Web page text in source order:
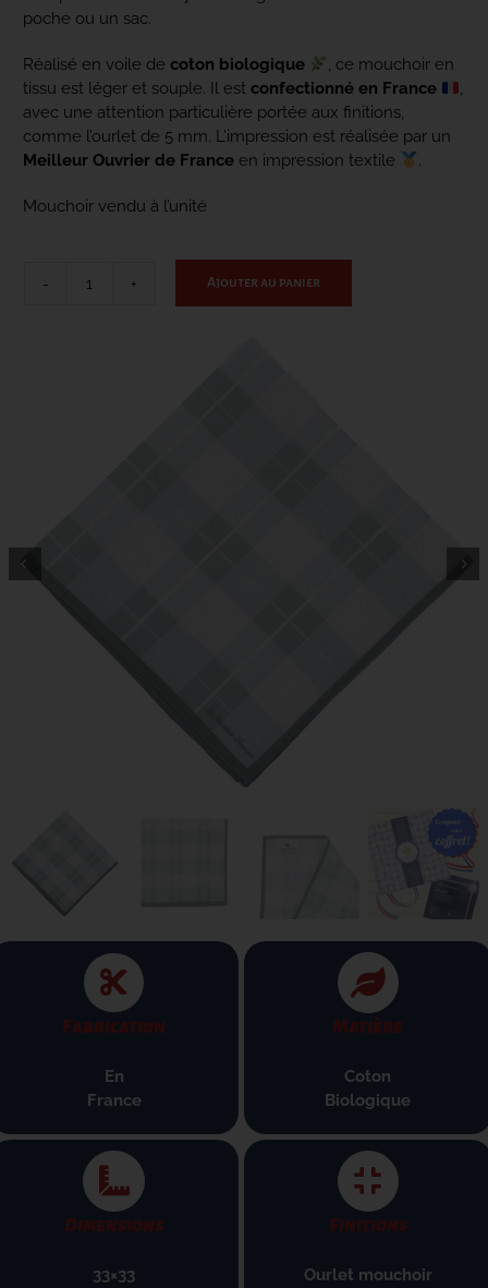
CONTACT
poche ou un sac.
Réalisé en voile decoton biologique
, ce mouchoir en
tissu est léger et souple. Il estconfectionné en France
,
avec une attention particulière portée aux finitions,
comme l’ourlet de 5 mm. L’impression est réalisée par un
Meilleur Ouvrier de France en impression textile .
Mouchoir vendu à l’unité
quantité
Ajouter au panier
Fabrication
En
France
Matière
Coton
Biologique
Dimensions
33×33
Finitions
Ourlet mouchoir